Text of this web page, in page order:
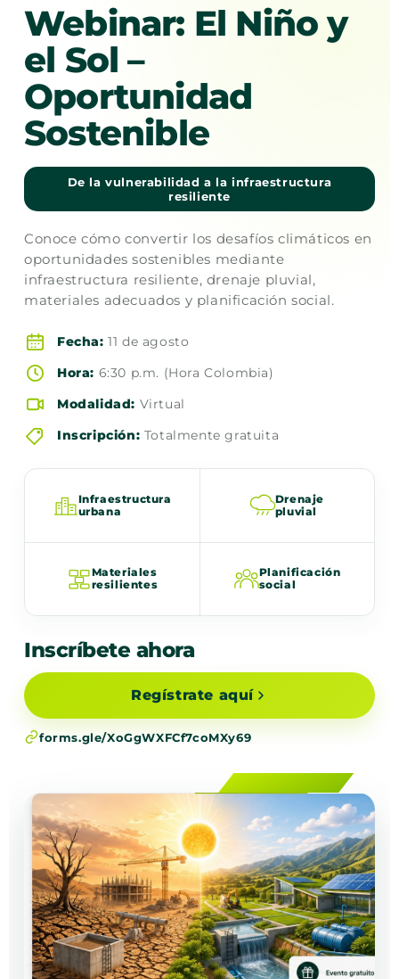
Webinar: El Niño y
el Sol –
Oportunidad
Sostenible
De la vulnerabilidad a la infraestructura
resiliente
Conoce cómo convertir los desafíos climáticos en
oportunidades sostenibles mediante
infraestructura resiliente, drenaje pluvial,
materiales adecuados y planificación social.
Fecha: 11 de agosto
Hora: 6:30 p.m. (Hora Colombia)
Modalidad: Virtual
Inscripción: Totalmente gratuita
Infraestructura
urbana
Drenaje
pluvial
Materiales
resilientes
Planificación
social
Inscríbete ahora
Regístrate aquí
forms.gle/XoGgWXFCf7coMXy69